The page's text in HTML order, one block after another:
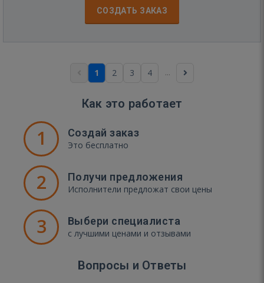
СОЗДАТЬ ЗАКАЗ
1 2 3 4 ...
Как это работает
1 Создай заказ
Это бесплатно
2 Получи предложения
Исполнители предложат свои цены
3 Выбери специалиста
с лучшими ценами и отзывами
Вопросы и Ответы